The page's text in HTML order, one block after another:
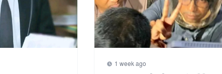
1 week ago